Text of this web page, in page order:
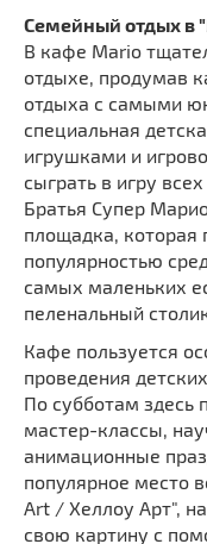
Семейный отдых в
В кафе Mario
отдыхе, продумав
отдыха с самыми
специальная
игрушками и
сыграть в игру
Братья Супер
площадка, которая
популярностью
самых маленьких
пеленальный
Кафе пользуется
проведения
По субботам здесь
мастер-классы,
анимационные
популярное место
Art / Хеллоу Арт",
свою картину с